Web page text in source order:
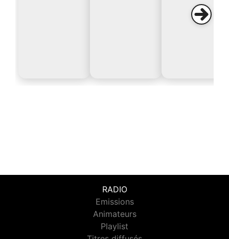
RADIO
Emissions
Animateurs
Playlist